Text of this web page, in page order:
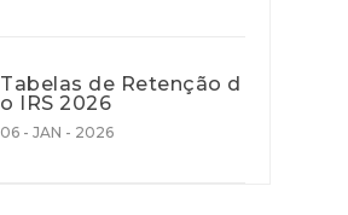
Tabelas de Retenção d
o IRS 2026
06 - JAN - 2026